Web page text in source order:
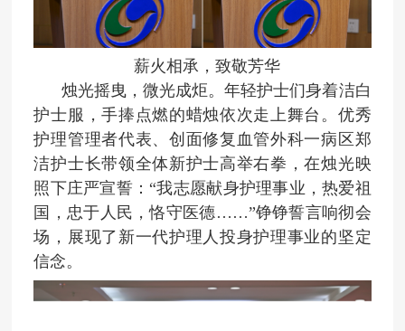
薪火相承，致敬芳华
烛光摇曳，微光成炬。年轻护士们身着洁白
护士服，手捧点燃的蜡烛依次走上舞台。优秀
护理管理者代表、创面修复血管外科一病区郑
洁护士长带领全体新护士高举右拳，在烛光映
照下庄严宣誓：“我志愿献身护理事业，热爱祖
国，忠于人民，恪守医德……”铮铮誓言响彻会
场，展现了新一代护理人投身护理事业的坚定
信念。